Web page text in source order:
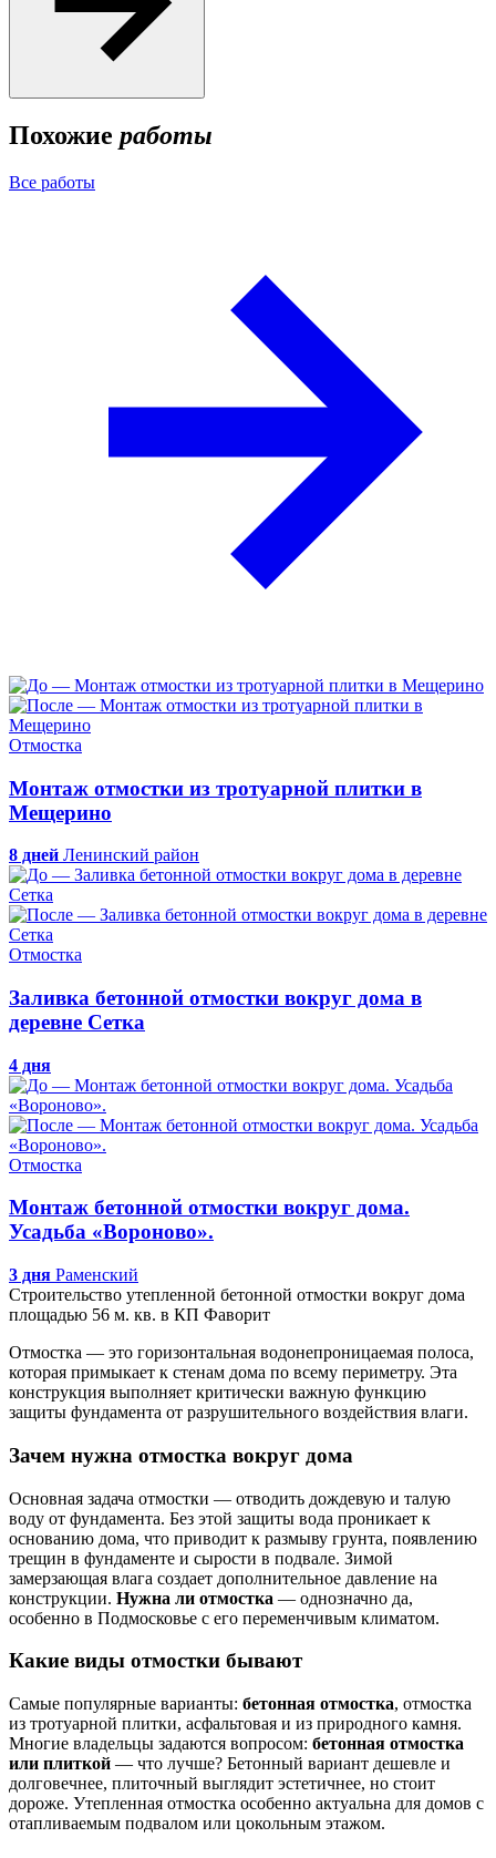
Похожие работы
Все работы
Отмостка
Монтаж отмостки из тротуарной плитки в
Мещерино
8 дней Ленинский район
Отмостка
Заливка бетонной отмостки вокруг дома в
деревне Сетка
4 дня
Отмостка
Монтаж бетонной отмостки вокруг дома.
Усадьба «Вороново».
3 дня Раменский
Строительство утепленной бетонной отмостки вокруг дома
площадью 56 м. кв. в КП Фаворит
Отмостка — это горизонтальная водонепроницаемая полоса,
которая примыкает к стенам дома по всему периметру. Эта
конструкция выполняет критически важную функцию
защиты фундамента от разрушительного воздействия влаги.
Зачем нужна отмостка вокруг дома
Основная задача отмостки — отводить дождевую и талую
воду от фундамента. Без этой защиты вода проникает к
основанию дома, что приводит к размыву грунта, появлению
трещин в фундаменте и сырости в подвале. Зимой
замерзающая влага создает дополнительное давление на
конструкции. Нужна ли отмостка — однозначно да,
особенно в Подмосковье с его переменчивым климатом.
Какие виды отмостки бывают
Самые популярные варианты: бетонная отмостка, отмостка
из тротуарной плитки, асфальтовая и из природного камня.
Многие владельцы задаются вопросом: бетонная отмостка
или плиткой — что лучше? Бетонный вариант дешевле и
долговечнее, плиточный выглядит эстетичнее, но стоит
дороже. Утепленная отмостка особенно актуальна для домов с
отапливаемым подвалом или цокольным этажом.